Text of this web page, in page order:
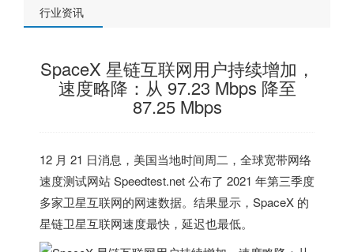
行业资讯
SpaceX 星链互联网用户持续增加，
速度略降：从 97.23 Mbps 降至
87.25 Mbps
12 月 21 日消息， 美国当地时间周二，全球宽带网络
速度测试网站 Speedtest.net 公布了 2021 年第三季度
多家卫星互联网的网速数据。结果显示， SpaceX 的
星链卫星互联网速度最快，延迟也最低。